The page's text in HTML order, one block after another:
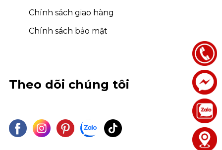
Theo dõi chúng tôi
Chính sách giao hàng
Chính sách bảo mật